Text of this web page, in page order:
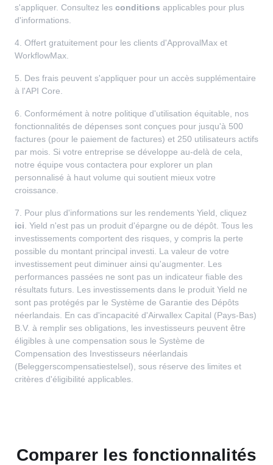
s'appliquer. Consultez les conditions applicables pour plus
d'informations.
4. Offert gratuitement pour les clients d'ApprovalMax et
WorkflowMax.
5. Des frais peuvent s'appliquer pour un accès supplémentaire
à l'API Core.
6. Conformément à notre politique d'utilisation équitable, nos
fonctionnalités de dépenses sont conçues pour jusqu'à 500
factures (pour le paiement de factures) et 250 utilisateurs actifs
par mois. Si votre entreprise se développe au-delà de cela,
notre équipe vous contactera pour explorer un plan
personnalisé à haut volume qui soutient mieux votre
croissance.
7. Pour plus d'informations sur les rendements Yield, cliquez
ici . Yield n'est pas un produit d'épargne ou de dépôt. Tous les
investissements comportent des risques, y compris la perte
possible du montant principal investi. La valeur de votre
investissement peut diminuer ainsi qu'augmenter. Les
performances passées ne sont pas un indicateur fiable des
résultats futurs. Les investissements dans le produit Yield ne
sont pas protégés par le Système de Garantie des Dépôts
néerlandais. En cas d'incapacité d'Airwallex Capital (Pays-Bas)
B.V. à remplir ses obligations, les investisseurs peuvent être
éligibles à une compensation sous le Système de
Compensation des Investisseurs néerlandais
(Beleggerscompensatiestelsel), sous réserve des limites et
critères d'éligibilité applicables.
Comparer les fonctionnalités